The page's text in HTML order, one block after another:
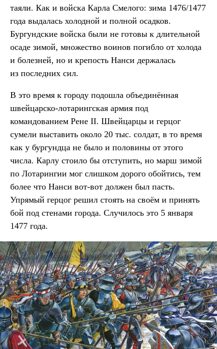
таяли. Как и войска Карла Смелого: зима 1476/1477
года выдалась холодной и полной осадков.
Бургундские войска были не готовы к длительной
осаде зимой, множество воинов погибло от холода
и болезней, но и крепость Нанси держалась
из последних сил.
В это время к городу подошла объединённая
швейцарско-лотарингская армия под
командованием Рене II. Швейцарцы и герцог
сумели выставить около 20 тыс. солдат, в то время
как у бургундца не было и половины от этого
числа. Карлу стоило бы отступить, но марш зимой
по Лотарингии мог слишком дорого обойтись, тем
более что Нанси вот-вот должен был пасть.
Упрямый герцог решил стоять на своём и принять
бой под стенами города. Случилось это 5 января
1477 года.